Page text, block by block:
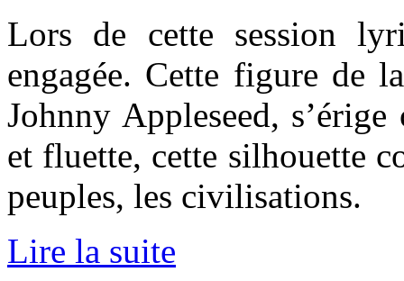
Lors de cette session
engagée. Cette figure de
Johnny Appleseed,
et fluette, cette silhouette
peuples, les civilisations.
Lire la suite